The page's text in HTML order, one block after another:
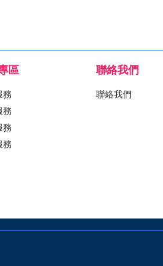
區
務
務
務
務
聯絡我們
聯絡我們